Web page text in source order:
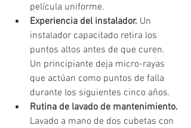
película uniforme.
Experiencia del instalador. Un
instalador capacitado retira los
puntos altos antes de que curen.
Un principiante deja micro-rayas
que actúan como puntos de falla
durante los siguientes cinco años.
Rutina de lavado de mantenimiento.
Lavado a mano de dos cubetas con